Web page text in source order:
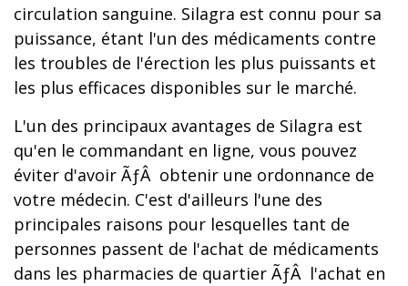
circulation sanguine. Silagra est connu pour sa
puissance, étant l'un des médicaments contre
les troubles de l'érection les plus puissants et
les plus efficaces disponibles sur le marché.
L'un des principaux avantages de Silagra est
qu'en le commandant en ligne, vous pouvez
éviter d'avoir ÃƒÂ obtenir une ordonnance de
votre médecin. C'est d'ailleurs l'une des
principales raisons pour lesquelles tant de
personnes passent de l'achat de médicaments
dans les pharmacies de quartier ÃƒÂ l'achat en